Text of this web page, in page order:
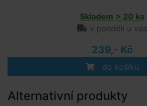
Skladem > 20 ks
v pondělí u vás
239,- Kč
do košíku
Alternativní produkty